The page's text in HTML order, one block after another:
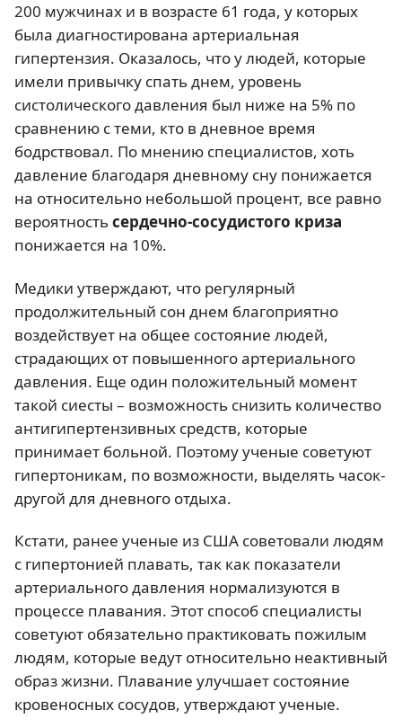
200 мужчинах и в возрасте 61 года, у которых
была диагностирована артериальная
гипертензия. Оказалось, что у людей, которые
имели привычку спать днем, уровень
систолического давления был ниже на 5% по
сравнению с теми, кто в дневное время
бодрствовал. По мнению специалистов, хоть
давление благодаря дневному сну понижается
на относительно небольшой процент, все равно
вероятностьсердечно-сосудистого криза
понижается на 10%.
Медики утверждают, что регулярный
продолжительный сон днем благоприятно
воздействует на общее состояние людей,
страдающих от повышенного артериального
давления. Еще один положительный момент
такой сиесты – возможность снизить количество
антигипертензивных средств, которые
принимает больной. Поэтому ученые советуют
гипертоникам, по возможности, выделять часок-
другой для дневного отдыха.
Кстати, ранее ученые из США советовали людям
с гипертонией плавать, так как показатели
артериального давления нормализуются в
процессе плавания. Этот способ специалисты
советуют обязательно практиковать пожилым
людям, которые ведут относительно неактивный
образ жизни. Плавание улучшает состояние
кровеносных сосудов, утверждают ученые.